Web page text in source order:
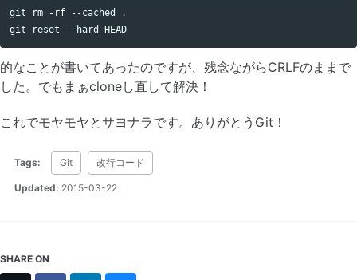
git rm -rf --cached .
的なことが書いてあったのですが、残念ながらCRLFのままで
した。でもまぁcloneし直して解決！
これでモヤモヤとサヨナラです。ありがとうGit！
Tags: Git 改行コード
Updated: 2015-03-22
SHARE ON